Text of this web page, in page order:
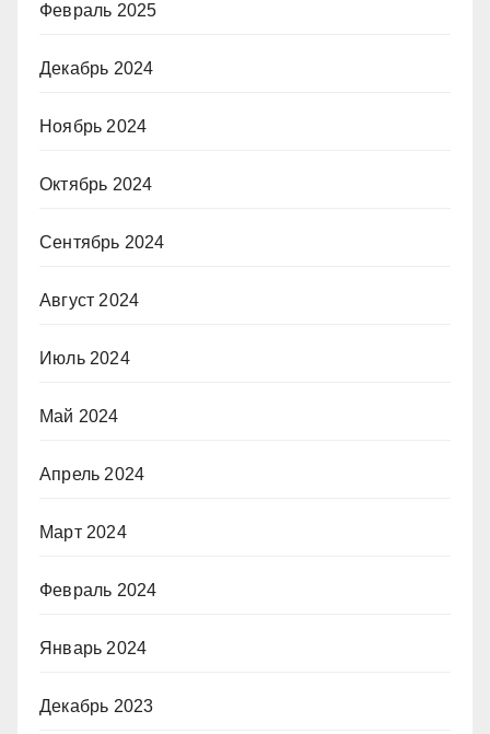
Февраль 2025
Декабрь 2024
Ноябрь 2024
Октябрь 2024
Сентябрь 2024
Август 2024
Июль 2024
Май 2024
Апрель 2024
Март 2024
Февраль 2024
Январь 2024
Декабрь 2023